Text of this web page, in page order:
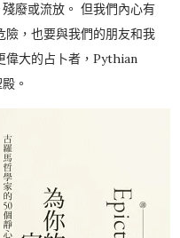
廢或流放。 但我們內心有
險，也要與我們的朋友和我
偉大的占卜者，Pythian
。